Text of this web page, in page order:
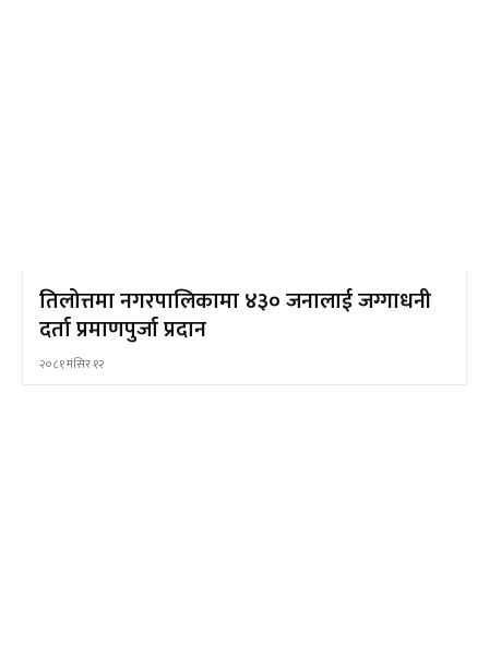
तिलोत्तमा नगरपालिकामा ४३० जनालाई जग्गाधनी
दर्ता प्रमाणपुर्जा प्रदान
२०८१ मंसिर १२